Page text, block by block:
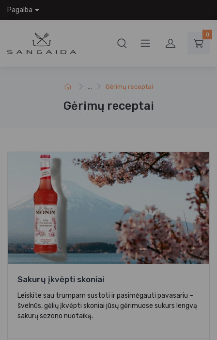
Pagalba
0
... Gėrimų receptai
Gėrimų receptai
Sakurų įkvėpti skoniai
Leiskite sau trumpam sustoti ir pasimėgauti pavasariu –
švelnūs, gėlių įkvėpti skoniai jūsų gėrimuose sukurs lengvą
sakurų sezono nuotaiką.